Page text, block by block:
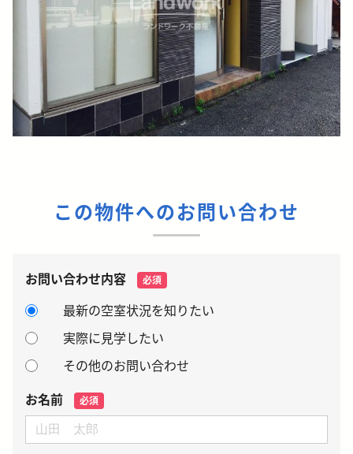
この物件へのお問い合わせ
お問い合わせ内容 必須
最新の空室状況を知りたい
実際に見学したい
その他のお問い合わせ
お名前
必須